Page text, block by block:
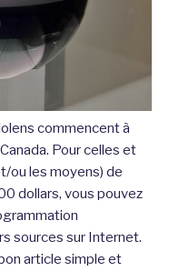
commencent à
Pour celles et
ou les moyens) de
dollars, vous pouvez
sources sur Internet.
article simple et